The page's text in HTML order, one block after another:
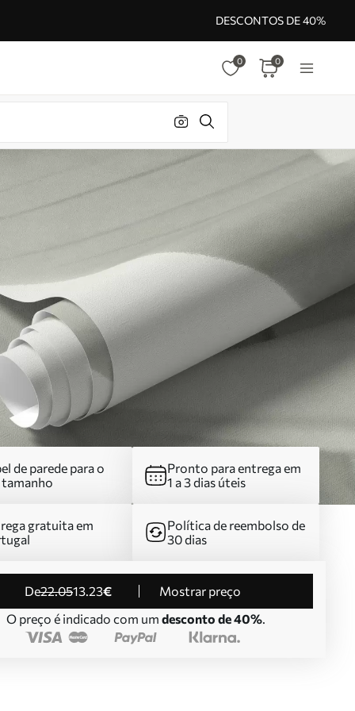
DESCONTOS DE 40%
0 0
de parede para o
tamanho
Pronto para entrega em
1 a 3 dias úteis
gratuita em
Política de reembolso de
30 dias
de22.0513.23€
Mostrar preço
O preço é indicado com um desconto de 40%.